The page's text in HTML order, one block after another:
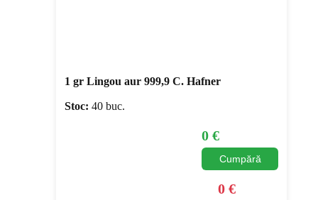
1 gr Lingou aur 999,9 C. Hafner
Stoc: 40 buc.
0 €
Cumpără
0 €